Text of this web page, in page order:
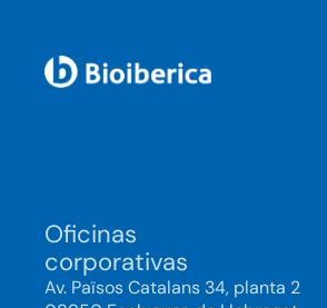
Oficinas
corporativas
Av. Països Catalans 34, planta 2